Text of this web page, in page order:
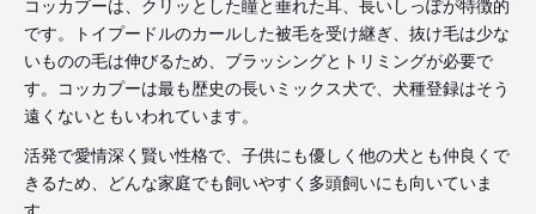
です。トイプードルのカールした被毛を受け継ぎ、抜け毛は少な
いものの毛は伸びるため、ブラッシングとトリミングが必要で
す。コッカプーは最も歴史の長いミックス犬で、犬種登録はそう
遠くないともいわれています。
活発で愛情深く賢い性格で、子供にも優しく他の犬とも仲良くで
きるため、どんな家庭でも飼いやすく多頭飼いにも向いていま
す。